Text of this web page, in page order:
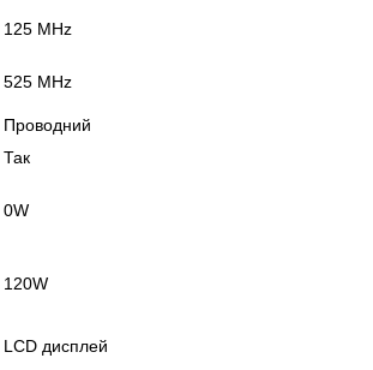
125 MHz
525 MHz
Проводний
Так
0W
120W
LCD дисплей